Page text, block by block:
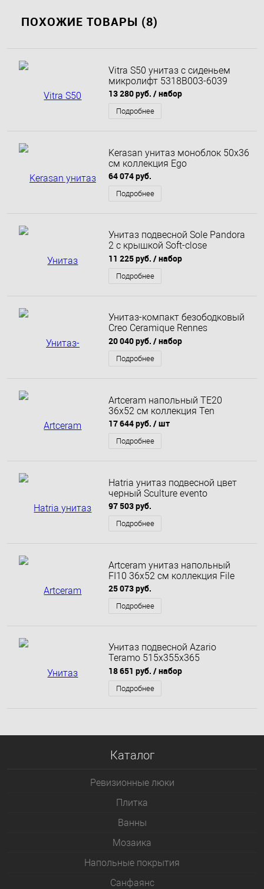
ПОХОЖИЕ ТОВАРЫ (8)
Vitra S50 унитаз с сиденьем
микролифт 5318B003-6039
13 280 руб. / набор
Подробнее
Kerasan унитаз моноблок 50х36
см коллекция Ego
64 074 руб.
Подробнее
Унитаз подвесной Sole Pandora
2 с крышкой Soft-close
безободковый
11 225 руб. / набор
Подробнее
Унитаз-компакт безободковый
Creo Ceramique Rennes
быстросъемное сиденье
микролифт
20 040 руб. / набор
Подробнее
Artceram напольный TE20
36х52 см коллекция Ten
17 644 руб. / шт
Подробнее
Hatria унитаз подвесной цвет
черный Sculture evento
97 503 руб.
Подробнее
Artceram унитаз напольный
FI10 36х52 см коллекция File
25 073 руб.
Подробнее
Унитаз подвесной Azario
Teramo 515х355х365
безободковый с сиденьем
микролифт, черный матовый
(AZ -053E-R-MB)
18 651 руб. / набор
Подробнее
Каталог
Ревизионные люки
Плитка
Bанны
Мозаика
Напольные покрытия
Санфаянс